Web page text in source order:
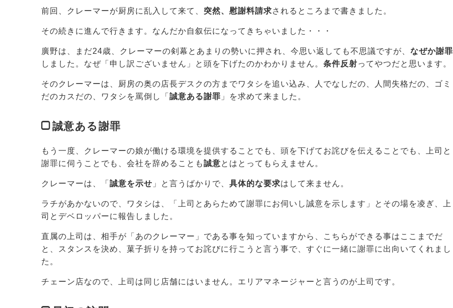
前回、クレーマーが厨房に乱入して来て、 突然、慰謝料請求されるところまで書きました。
その続きに進んで行きます。なんだか自叙伝になってきちゃいました・・・
廣野は、まだ24歳、クレーマーの剣幕とあまりの勢いに押され、今思い返しても不思議ですが、 なぜか謝罪
しました。なぜ「申し訳ございません」と頭を下げたのかわかりません。 条件反射ってやつだと思います。
そのクレーマーは、厨房の奥の店長デスクの方までワタシを追い込み、人でなしだの、人間失格だの、ゴミ
だのカスだの、ワタシを罵倒し「 誠意ある謝罪 」を求めて来ました。
誠意ある謝罪
もう一度、クレーマーの娘が働ける環境を提供することでも、頭を下げてお詫びを伝えることでも、上司と
謝罪に伺うことでも、会社を辞めることも誠意とはとってもらえません。
クレーマーは、「 誠意を示せ 」と言うばかりで、 具体的な要求はして来ません。
ラチがあかないので、ワタシは、「上司とあらためて謝罪にお伺いし誠意を示します」とその場を凌ぎ、上
司とデベロッパーに報告しました。
直属の上司は、相手が「あのクレーマー」である事を知っていますから、こちらができる事はここまでだ
と、スタンスを決め、菓子折りを持ってお詫びに行こうと言う事で、すぐに一緒に謝罪に出向いてくれまし
た。
チェーン店なので、上司は同じ店舗にはいません。エリアマネージャーと言うのが上司です。